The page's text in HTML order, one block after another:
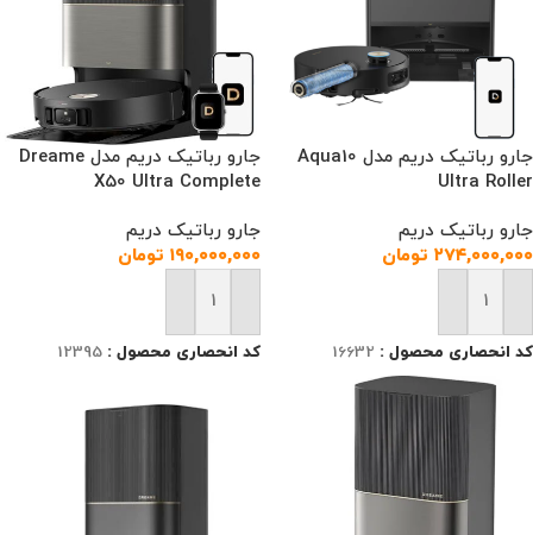
جارو رباتیک دریم مدل Aqua10
Ultra Roller
جارو رباتیک دریم
۲۷۴,۰۰۰,۰۰۰ تومان
افزودن به سبد خرید
کد انحصاری محصول : 16632
جارو رباتیک دریم مدل Dreame
X50 Ultra Complete
جارو رباتیک دریم
۱۹۰,۰۰۰,۰۰۰ تومان
افزودن به سبد خرید
کد انحصاری محصول : 12395